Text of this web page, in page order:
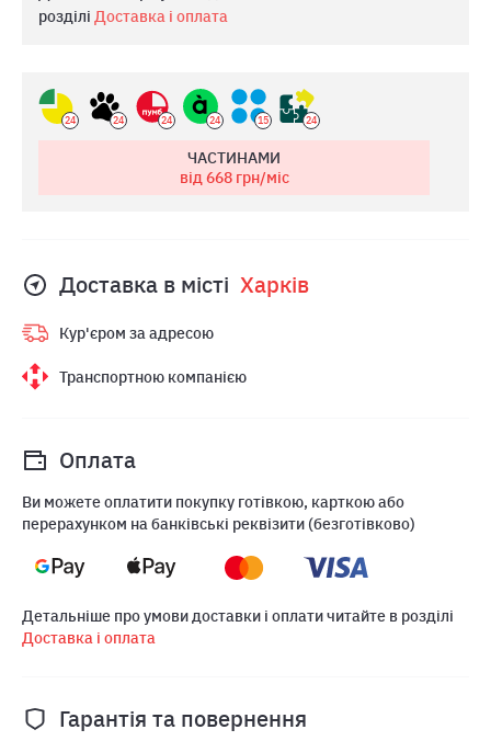
розділі Доставка і оплата
24 24 24 24 15 24
ЧАСТИНАМИ
від 668грн/міс
Доставка в місті Харкiв
Кур'єром за адресою
Транспортною компанією
Оплата
Ви можете оплатити покупку готівкою, карткою або
перерахунком на банківські реквізити (безготівково)
Детальніше про умови доставки і оплати читайте в розділі
Доставка і оплата
Гарантія та повернення